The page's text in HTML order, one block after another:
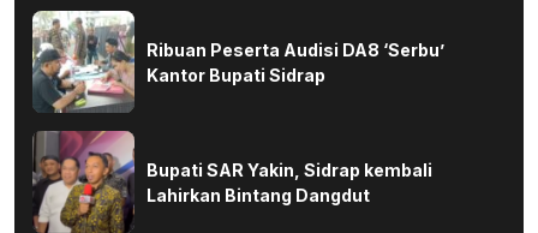
Ribuan Peserta Audisi DA8 ‘Serbu’
Kantor Bupati Sidrap
Bupati SAR Yakin, Sidrap kembali
Lahirkan Bintang Dangdut